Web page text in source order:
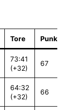
Tore Punkte
73:41
(+32)
67
64:32
(+32)
66